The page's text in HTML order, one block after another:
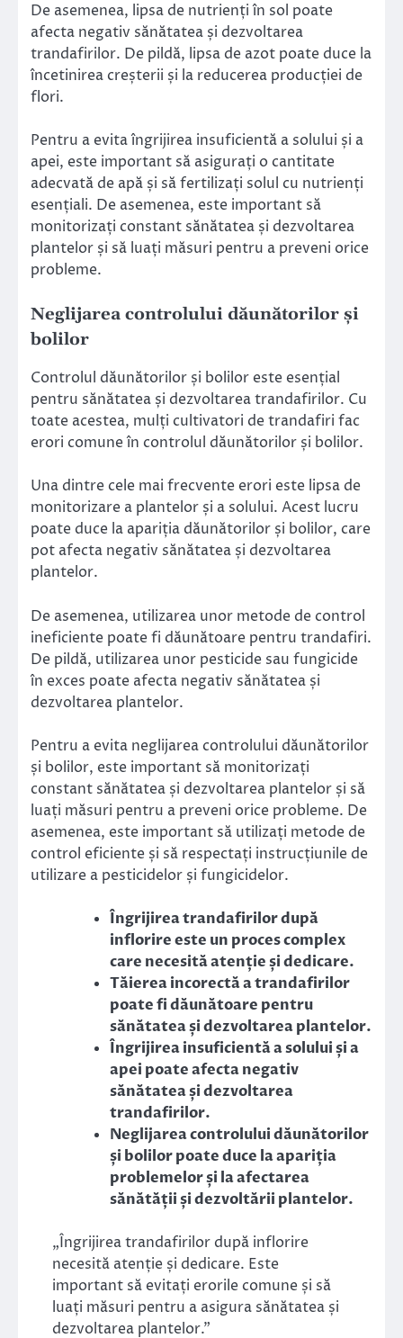
De asemenea, lipsa de nutrienți în sol poate
afecta negativ sănătatea și dezvoltarea
trandafirilor. De pildă, lipsa de azot poate duce la
încetinirea creșterii și la reducerea producției de
flori.
Pentru a evita îngrijirea insuficientă a solului și a
apei, este important să asigurați o cantitate
adecvată de apă și să fertilizați solul cu nutrienți
esențiali. De asemenea, este important să
monitorizați constant sănătatea și dezvoltarea
plantelor și să luați măsuri pentru a preveni orice
probleme.
Neglijarea controlului dăunătorilor și
bolilor
Controlul dăunătorilor și bolilor este esențial
pentru sănătatea și dezvoltarea trandafirilor. Cu
toate acestea, mulți cultivatori de trandafiri fac
erori comune în controlul dăunătorilor și bolilor.
Una dintre cele mai frecvente erori este lipsa de
monitorizare a plantelor și a solului. Acest lucru
poate duce la apariția dăunătorilor și bolilor, care
pot afecta negativ sănătatea și dezvoltarea
plantelor.
De asemenea, utilizarea unor metode de control
ineficiente poate fi dăunătoare pentru trandafiri.
De pildă, utilizarea unor pesticide sau fungicide
în exces poate afecta negativ sănătatea și
dezvoltarea plantelor.
Pentru a evita neglijarea controlului dăunătorilor
și bolilor, este important să monitorizați
constant sănătatea și dezvoltarea plantelor și să
luați măsuri pentru a preveni orice probleme. De
asemenea, este important să utilizați metode de
control eficiente și să respectați instrucțiunile de
utilizare a pesticidelor și fungicidelor.
Îngrijirea trandafirilor după
inflorire este un proces complex
care necesită atenție și dedicare.
Tăierea incorectă a trandafirilor
poate fi dăunătoare pentru
sănătatea și dezvoltarea plantelor.
Îngrijirea insuficientă a solului și a
apei poate afecta negativ
sănătatea și dezvoltarea
trandafirilor.
Neglijarea controlului dăunătorilor
și bolilor poate duce la apariția
problemelor și la afectarea
sănătății și dezvoltării plantelor.
„Îngrijirea trandafirilor după inflorire
necesită atenție și dedicare. Este
important să evitați erorile comune și să
luați măsuri pentru a asigura sănătatea și
dezvoltarea plantelor.”